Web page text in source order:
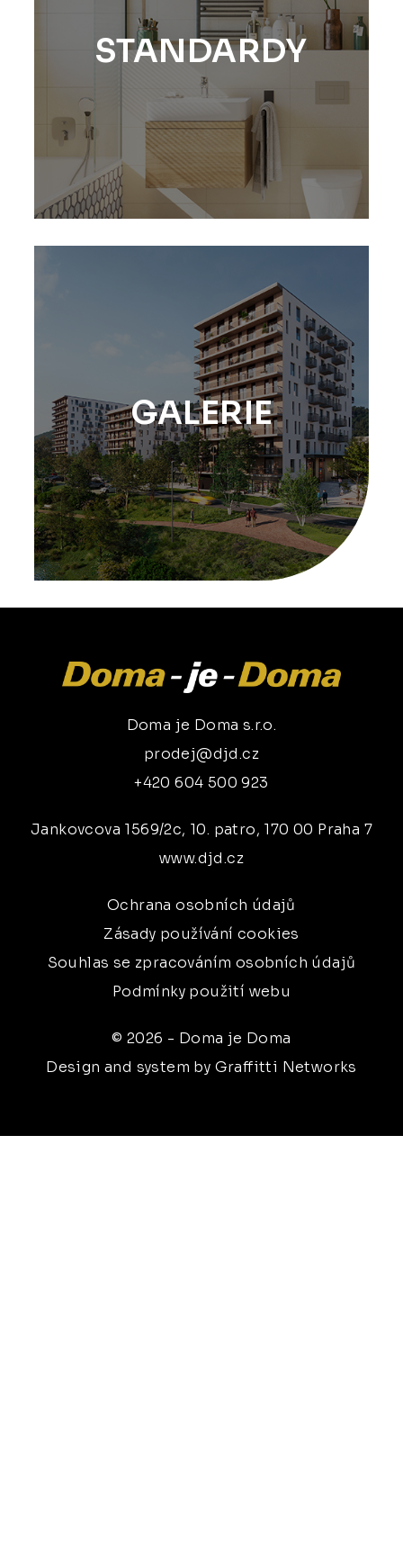
STANDARDY
GALERIE
Doma je Doma s.r.o.
prodej@djd.cz
+420 604 500 923
Jankovcova 1569/2c, 10. patro, 170 00 Praha 7
www.djd.cz
Ochrana osobních údajů
Zásady používání cookies
Souhlas se zpracováním osobních údajů
Podmínky použití webu
© 2026 - Doma je Doma
Design and system by Graffitti Networks